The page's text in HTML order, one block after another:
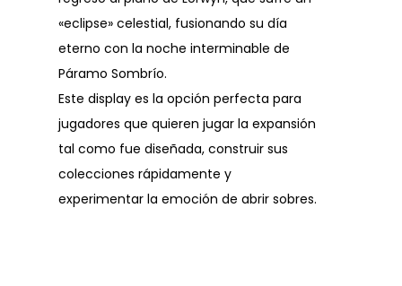
«eclipse» celestial, fusionando su día
eterno con la noche interminable de
Páramo Sombrío.
Este display es la opción perfecta para
jugadores que quieren jugar la expansión
tal como fue diseñada, construir sus
colecciones rápidamente y
experimentar la emoción de abrir sobres.